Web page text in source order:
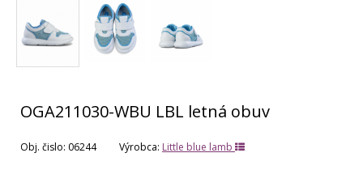
OGA211030-WBU LBL letná obuv
Obj. čislo: 06244 Výrobca: Little blue lamb